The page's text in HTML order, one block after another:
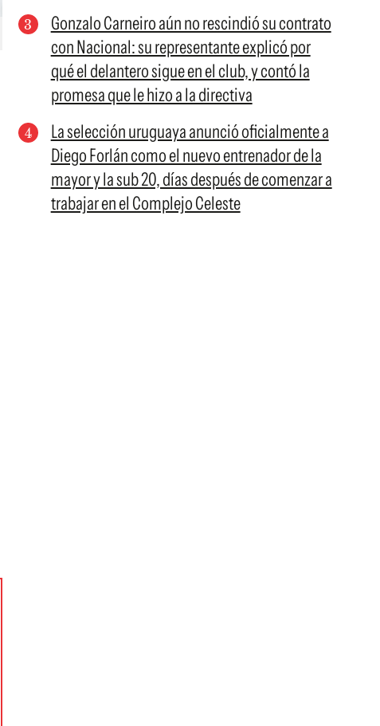
Gonzalo Carneiro aún no rescindió su contrato
con Nacional: su representante explicó por
qué el delantero sigue en el club, y contó la
promesa que le hizo a la directiva
La selección uruguaya anunció oficialmente a
Diego Forlán como el nuevo entrenador de la
mayor y la sub 20, días después de comenzar a
trabajar en el Complejo Celeste